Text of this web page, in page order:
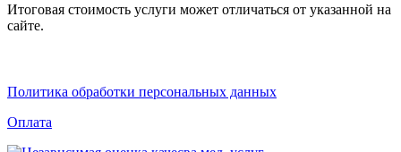
Итоговая стоимость услуги может отличаться от указанной на
сайте.
Политика обработки персональных данных
Оплата